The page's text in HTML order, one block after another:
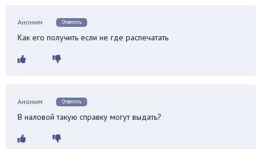
Аноним Ответить
Как его получить если не где распечатать
Аноним Ответить
В наловой такую справку могут выдать?